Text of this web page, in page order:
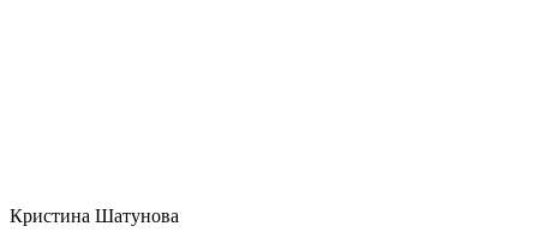
Кристина Шатунова